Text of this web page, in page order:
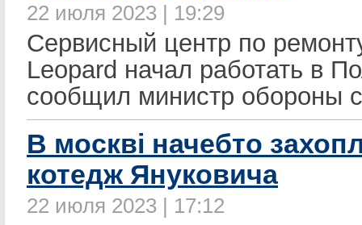
22 июля 2023 | 19:29
Сервисный центр по
Leopard начал работать в
сообщил министр обороны
В москві начебто
котедж Януковича
22 июля 2023 | 17:12